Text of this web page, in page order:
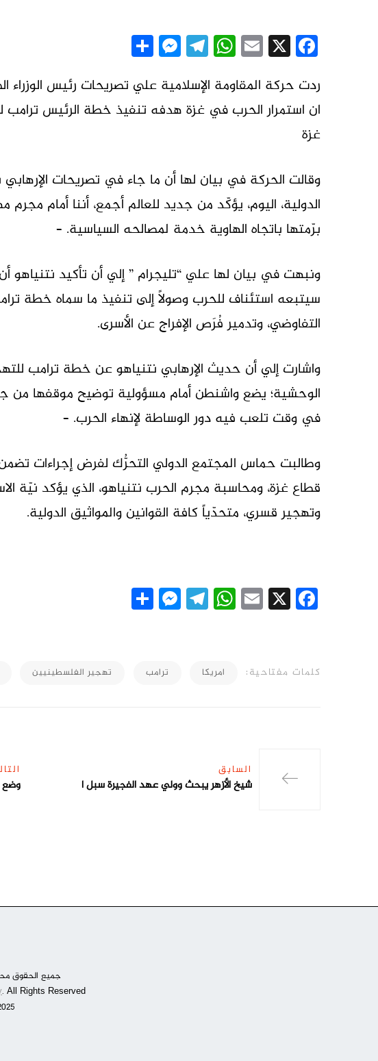
Facebook
X
Email
WhatsApp
Telegram
Messenger
ردت حركة المقاومة الإسلامية علي تصريحات رئيس الوزراء
ان استمرار الحرب في غزة هدفه تنفيذ خطة الرئيس
غزة
وقالت الحركة في بيان لها أن ما جاء في تصريحات الإرهابي
الدولية، اليوم، يؤكّد من جديد للعالم أجمع، أننا أمام
برّمتها باتجاه الهاوية خدمة لمصالحه السياسية. –
ونبهت في بيان لها علي “تليجرام ” إلي أن تأكيد نتنياهو
سيتبعه استئناف للحرب وصولاً إلى تنفيذ ما سماه خطة
التفاوضي، وتدمير فُرَص الإفراج عن الأسرى.
واشارت إلي أن حديث الإرهابي نتنياهو عن خطة ترامب
الوحشية؛ يضع واشنطن أمام مسؤولية توضيح موقفها من
في وقت تلعب فيه دور الوساطة لإنهاء الحرب. –
وطالبت حماس المجتمع الدولي التحرُّك لفرض إجراءات
قطاع غزة، ومحاسبة مجرم الحرب نتنياهو، الذي يؤكد نيّة
وتهجير قسري، متحدّياً كافة القوانين والمواثيق الدولية.
Facebook
X
Email
WhatsApp
Telegram
Messenger
كلمات مفتاحية: امريكا ترامب تهجير الفلسطينيين
السابق
شيخ الأزهر يبحث وولي عهد الفجيرة سبل ا وضع
جميع الحقوق
. All Rights Reserved.